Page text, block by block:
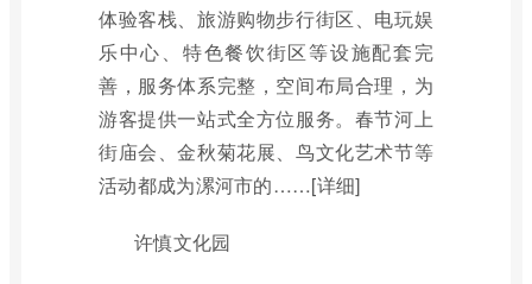
体验客栈、旅游购物步行街区、电玩娱
乐中心、特色餐饮街区等设施配套完
善，服务体系完整，空间布局合理，为
游客提供一站式全方位服务。春节河上
街庙会、金秋菊花展、鸟文化艺术节等
活动都成为漯河市的……[详细]
许慎文化园